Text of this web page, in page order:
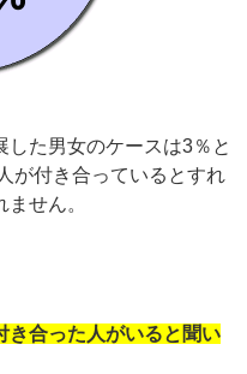
た男女のケースは3％と
が付き合っているとすれ
せん。
き合った人がいると聞い